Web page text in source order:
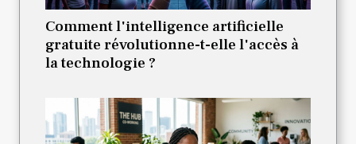
Comment l'intelligence artificielle
gratuite révolutionne-t-elle l'accès à
la technologie ?